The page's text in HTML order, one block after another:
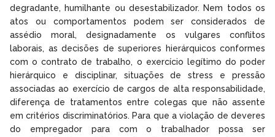
degradante, humilhante ou desestabilizador. Nem todos os
atos ou comportamentos podem ser considerados de
assédio moral, designadamente os vulgares conflitos
laborais, as decisões de superiores hierárquicos conformes
com o contrato de trabalho, o exercício legítimo do poder
hierárquico e disciplinar, situações de stress e pressão
associadas ao exercício de cargos de alta responsabilidade,
diferença de tratamentos entre colegas que não assente
em critérios discriminatórios. Para que a violação de deveres
do empregador para com o trabalhador possa ser